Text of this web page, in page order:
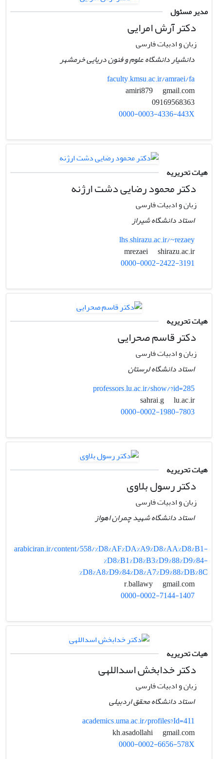
مدیر مسئول
دکتر آرش امرایی
زبان و ادبیات فارسی
دانشیار دانشگاه علوم و فنون دریایی خرمشهر
faculty.kmsu.ac.ir/amraei/fa
gmail.com
0000-0003-4336-443X
هیات تحریریه
دکتر محمود رضایی دشت ارژنه
زبان و ادبیات فارسی
استاد دانشگاه شیراز
lhs.shirazu.ac.ir/~rezaey
mrezaei
shirazu.ac.ir
0000-0002-2422-3191
هیات تحریریه
دکتر قاسم صحرایی
زبان و ادبیات فارسی
استاد دانشگاه لرستان
professors.lu.ac.ir/show/?id=285
sahrai.g
lu.ac.ir
0000-0002-1980-7803
هیات تحریریه
دکتر رسول بلاوی
زبان و ادبیات فارسی
استاد دانشگاه شهید چمران اهواز
arabiciran.ir/content/558/%D8%AF%DA%A9%D8%AA%D8%B1-
%D8%B1%D8%B3%D9%88%D9%84-
%D8%A8%D9%84%D8%A7%D9%88%DB%8C
gmail.com
0000-0002-7144-1407
هیات تحریریه
دکتر خدابخش اسداللهی
زبان و ادبیات فارسی
استاد دانشگاه محقق اردبیلی
academics.uma.ac.ir/profiles?Id=411
gmail.com
0000-0002-6656-578X